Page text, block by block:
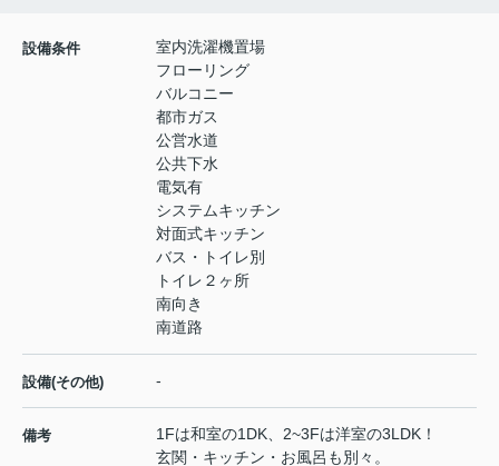
設備条件
室内洗濯機置場
フローリング
バルコニー
都市ガス
公営水道
公共下水
電気有
システムキッチン
対面式キッチン
バス・トイレ別
トイレ２ヶ所
南向き
南道路
設備(その他) -
備考
1Fは和室の1DK、2~3Fは洋室の3LDK！
玄関・キッチン・お風呂も別々。